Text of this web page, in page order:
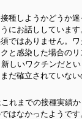
種しようかどうか迷
にお話ししていま
ではありません。
と感染した場合の
しいワクチンだと
だ確立されていない
れまでの接種実績
はなかったようです